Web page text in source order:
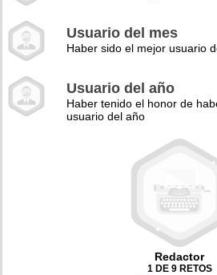
Usuario del mes
Haber sido el mejor usuario
Usuario del año
Haber tenido el honor de
usuario del año
Redactor
1 DE 9 RETOS